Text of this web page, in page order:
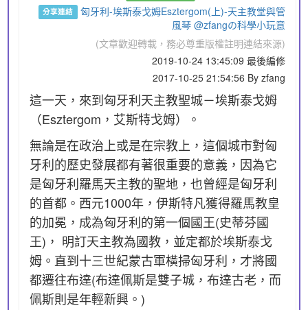
分享連結
匈牙利-埃斯泰戈姆Esztergom(上)-天主教堂與管
風琴 @zfangの科學小玩意
(文章歡迎轉載，務必尊重版權註明連結來源)
2019-10-24 13:45:09 最後編修
2017-10-25 21:54:56 By zfang
這一天，來到匈牙利天主教聖城－埃斯泰戈姆
（Esztergom，艾斯特戈姆）。
無論是在政治上或是在宗教上，這個城市對匈
牙利的歷史發展都有著很重要的意義，因為它
是匈牙利羅馬天主教的聖地，也曾經是匈牙利
的首都。西元1000年，伊斯特凡獲得羅馬教皇
的加冕，成為匈牙利的第一個國王(史蒂芬國
王)， 明訂天主教為國教，並定都於埃斯泰戈
姆。直到十三世紀蒙古軍橫掃匈牙利，才將國
都遷往布達(布達佩斯是雙子城，布達古老，而
佩斯則是年輕新興。)